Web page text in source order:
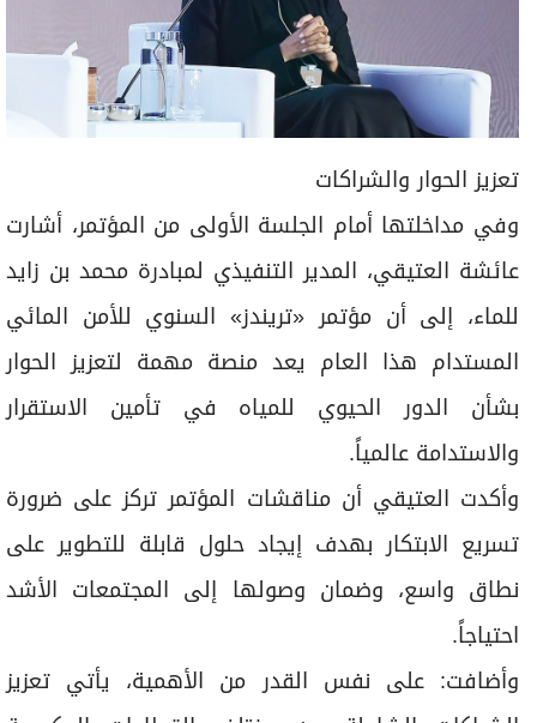
تعزيز الحوار والشراكات
وفي مداخلتها أمام الجلسة الأولى من المؤتمر، أشارت
عائشة العتيقي، المدير التنفيذي لمبادرة محمد بن زايد
للماء، إلى أن مؤتمر «تريندز» السنوي للأمن المائي
المستدام هذا العام يعد منصة مهمة لتعزيز الحوار
بشأن الدور الحيوي للمياه في تأمين الاستقرار
والاستدامة عالمياً.
وأكدت العتيقي أن مناقشات المؤتمر تركز على ضرورة
تسريع الابتكار بهدف إيجاد حلول قابلة للتطوير على
نطاق واسع، وضمان وصولها إلى المجتمعات الأشد
احتياجاً.
وأضافت: على نفس القدر من الأهمية، يأتي تعزيز